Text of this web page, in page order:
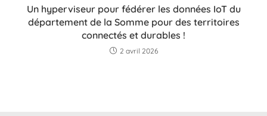
Un hyperviseur pour fédérer les données IoT du
département de la Somme pour des territoires
connectés et durables !
2 avril 2026